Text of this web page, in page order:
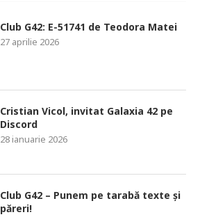
Club G42: E-51741 de Teodora Matei
27 aprilie 2026
Cristian Vicol, invitat Galaxia 42 pe
Discord
28 ianuarie 2026
Club G42 – Punem pe tarabă texte și
păreri!